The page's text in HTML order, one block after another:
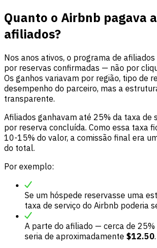
Quanto o Airbnb pagava
afiliados?
Nos anos ativos, o programa de
por reservas confirmadas — não por
Os ganhos variavam por região, tipo de
desempenho do parceiro, mas a
transparente.
Afiliados ganhavam até 25% da taxa de
por reserva concluída. Como essa taxa
10-15% do valor, a comissão final era
do total.
Por exemplo:
Se um hóspede reservasse uma
taxa de serviço do Airbnb poderia
A parte do afiliado — cerca de
seria de aproximadamente $12.50.